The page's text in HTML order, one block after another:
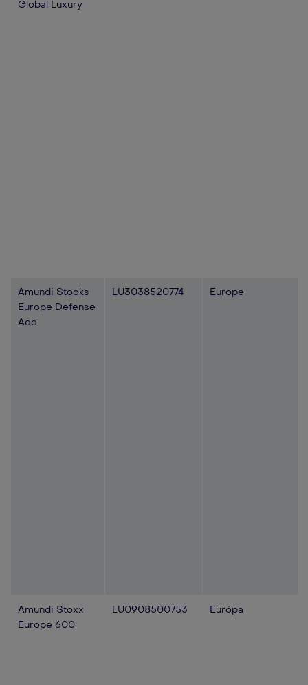
Global Luxury
Amundi Stocks
Europe Defense
Acc
LU3038520774 Europe
Amundi Stoxx
Europe 600
LU0908500753 Európa